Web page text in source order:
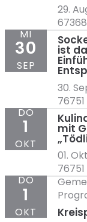
29.
ist
30.
MI
30
SEP
mit
01.
DO
1
OKT
DO
1
OKT